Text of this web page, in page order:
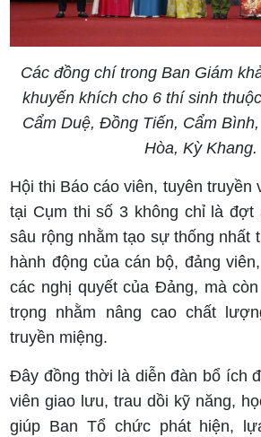
Các đồng chí trong Ban Giám
khuyến khích cho 6 thí sinh
Cẩm Duệ, Đồng Tiến, Cẩm
Hòa, Kỳ Khang.
Hội thi Báo cáo viên, tuyên truyền
tại Cụm thi số 3 không chỉ là đợt
sâu rộng nhằm tạo sự thống nhất
hành động của cán bộ, đảng
các nghị quyết của Đảng, mà
trọng nhằm nâng cao chất
truyền miệng.
Đây đồng thời là diễn đàn bổ ích
viên giao lưu, trau dồi kỹ năng,
giúp Ban Tổ chức phát hiện,